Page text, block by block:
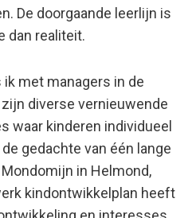
De doorgaande leerlijn is
dan realiteit.
ik met managers in de
diverse vernieuwende
waar kinderen individueel
gedachte van één lange
in Helmond,
kindontwikkelplan heeft